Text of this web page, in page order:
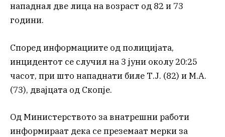
нападнал две лица на возраст од 82 и 73
години.
Според информациите од полицијата,
инцидентот се случил на 3 јуни околу 20:25
часот, при што нападнати биле Т.Ј. (82) и М.А.
(73), двајцата од Скопје.
Од Министерството за внатрешни работи
информираат дека се преземаат мерки за